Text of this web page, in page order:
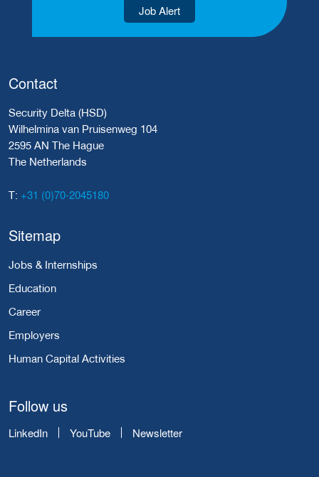
Job Alert
Contact
Security Delta (HSD)
Wilhelmina van Pruisenweg 104
2595 AN The Hague
The Netherlands
T: +31 (0)70-2045180
Sitemap
Jobs & Internships
Education
Career
Employers
Human Capital Activities
Follow us
LinkedIn YouTube Newsletter